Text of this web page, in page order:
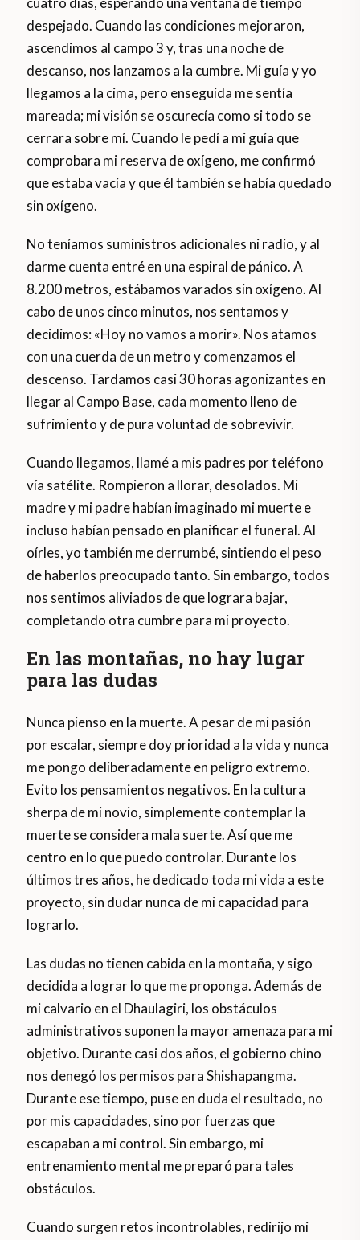
despejado. Cuando las condiciones mejoraron,
ascendimos al campo 3 y, tras una noche de
descanso, nos lanzamos a la cumbre. Mi guía y yo
llegamos a la cima, pero enseguida me sentía
mareada; mi visión se oscurecía como si todo se
cerrara sobre mí. Cuando le pedí a mi guía que
comprobara mi reserva de oxígeno, me confirmó
que estaba vacía y que él también se había quedado
sin oxígeno.
No teníamos suministros adicionales ni radio, y al
darme cuenta entré en una espiral de pánico. A
8.200 metros, estábamos varados sin oxígeno. Al
cabo de unos cinco minutos, nos sentamos y
decidimos: «Hoy no vamos a morir». Nos atamos
con una cuerda de un metro y comenzamos el
descenso. Tardamos casi 30 horas agonizantes en
llegar al Campo Base, cada momento lleno de
sufrimiento y de pura voluntad de sobrevivir.
Cuando llegamos, llamé a mis padres por teléfono
vía satélite. Rompieron a llorar, desolados. Mi
madre y mi padre habían imaginado mi muerte e
incluso habían pensado en planificar el funeral. Al
oírles, yo también me derrumbé, sintiendo el peso
de haberlos preocupado tanto. Sin embargo, todos
nos sentimos aliviados de que lograra bajar,
completando otra cumbre para mi proyecto.
En las montañas, no hay lugar
para las dudas
Nunca pienso en la muerte. A pesar de mi pasión
por escalar, siempre doy prioridad a la vida y nunca
me pongo deliberadamente en peligro extremo.
Evito los pensamientos negativos. En la cultura
sherpa de mi novio, simplemente contemplar la
muerte se considera mala suerte. Así que me
centro en lo que puedo controlar. Durante los
últimos tres años, he dedicado toda mi vida a este
proyecto, sin dudar nunca de mi capacidad para
lograrlo.
Las dudas no tienen cabida en la montaña, y sigo
decidida a lograr lo que me proponga. Además de
mi calvario en el Dhaulagiri, los obstáculos
administrativos suponen la mayor amenaza para mi
objetivo. Durante casi dos años, el gobierno chino
nos denegó los permisos para Shishapangma.
Durante ese tiempo, puse en duda el resultado, no
por mis capacidades, sino por fuerzas que
escapaban a mi control. Sin embargo, mi
entrenamiento mental me preparó para tales
obstáculos.
Cuando surgen retos incontrolables, redirijo mi